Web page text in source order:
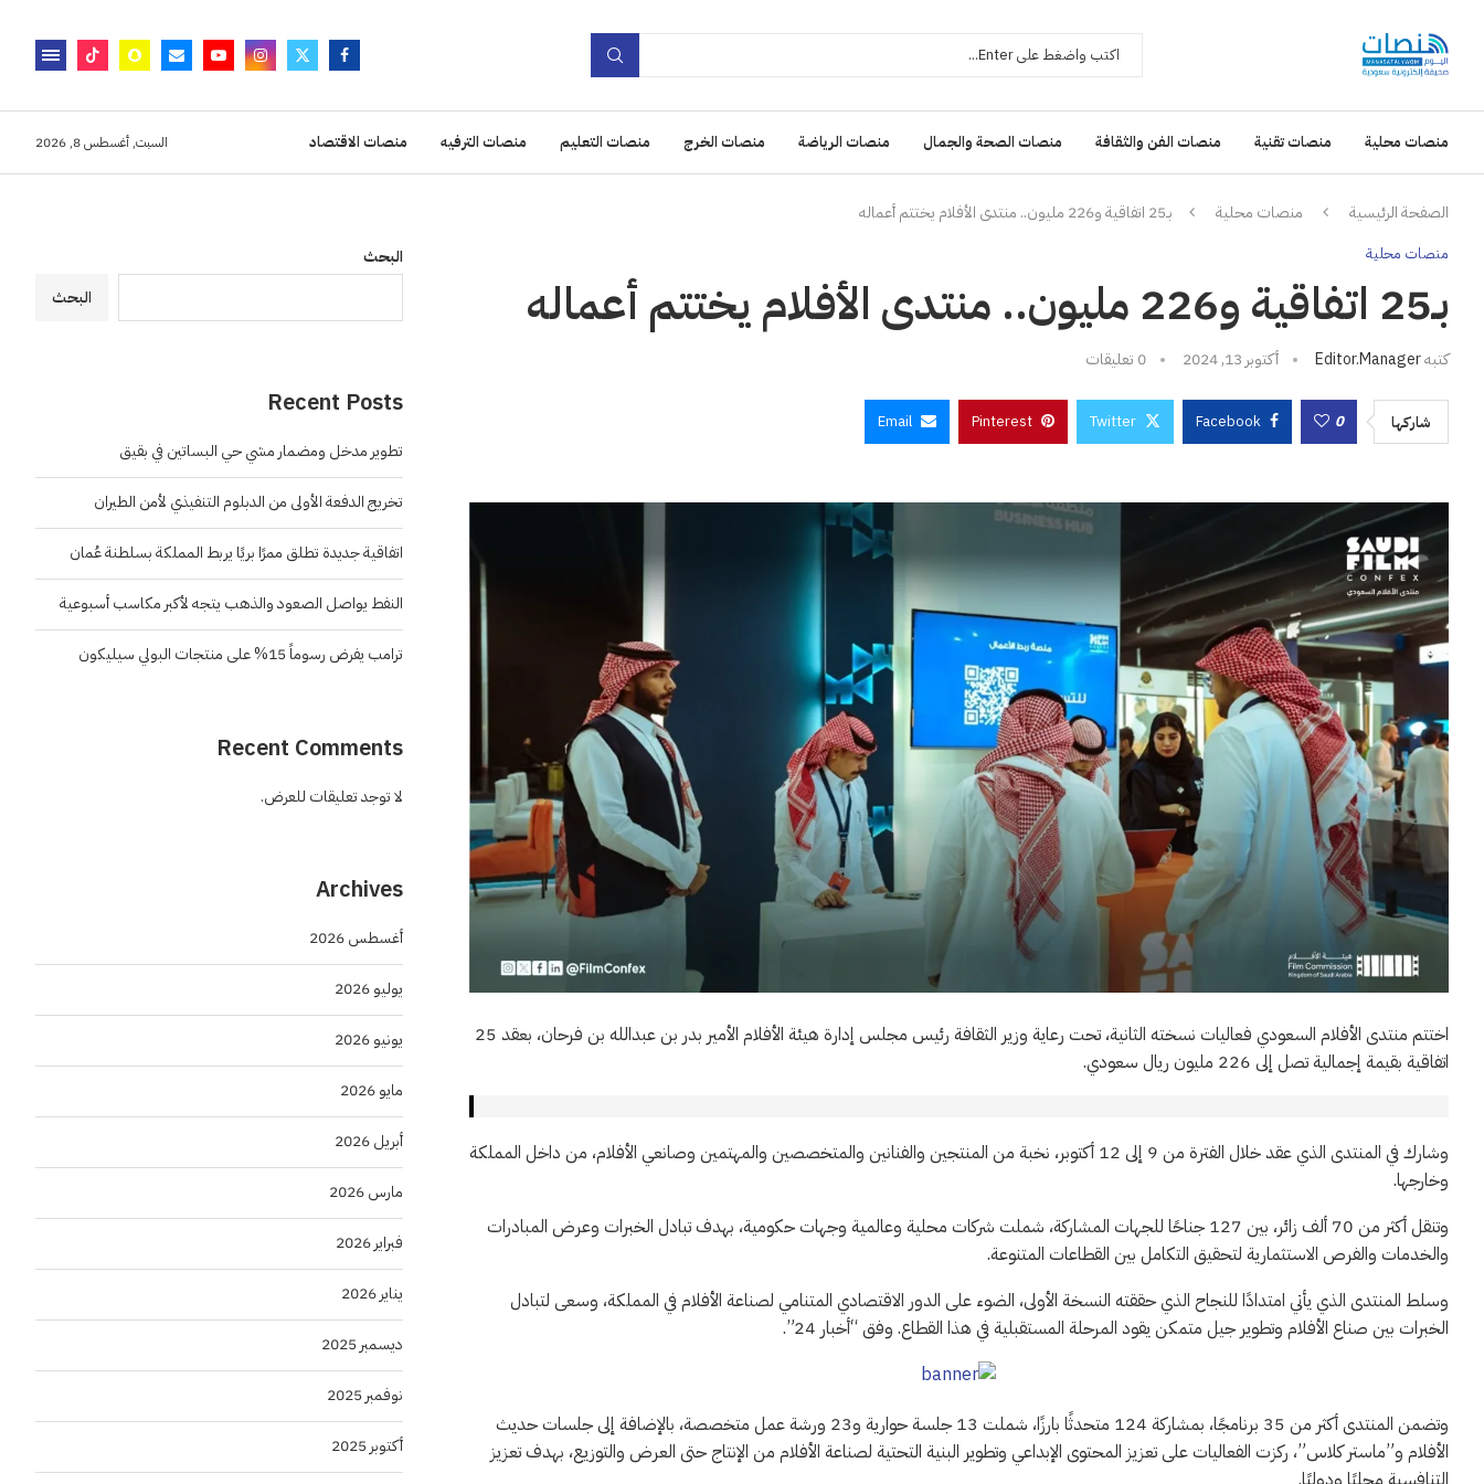
منصات محلية منصات تقنية منصات الفن والثقافة منصات الصحة والجمال منصات الرياضة منصات الخرج منصات التعليم منصات الترفيه منصات الاقتصاد السبت, أغسطس 8, 2026
الصفحة الرئيسية منصات محلية بـ25 اتفاقية و226 مليون.. منتدى الأفلام يختتم أعماله
منصات محلية
بـ25 اتفاقية و226 مليون.. منتدى الأفلام يختتم أعماله
كتبهEditor.manager أكتوبر 13, 2024 0 تعليقات
شاركها 0
Facebook
Twitter
Pinterest
Email
اختتم منتدى الأفلام السعودي فعاليات نسخته الثانية، تحت رعاية وزير الثقافة رئيس مجلس إدارة هيئة الأفلام الأمير بدر بن عبدالله بن فرحان، بعقد 25
اتفاقية بقيمة إجمالية تصل إلى 226 مليون ريال سعودي.
وشارك في المنتدى الذي عقد خلال الفترة من 9 إلى 12 أكتوبر، نخبة من المنتجين والفنانين والمتخصصين والمهتمين وصانعي الأفلام، من داخل المملكة
وخارجها.
وتنقل أكثر من 70 ألف زائر، بين 127 جناحًا للجهات المشاركة، شملت شركات محلية وعالمية وجهات حكومية، بهدف تبادل الخبرات وعرض المبادرات
والخدمات والفرص الاستثمارية لتحقيق التكامل بين القطاعات المتنوعة.
وسلط المنتدى الذي يأتي امتدادًا للنجاح الذي حققته النسخة الأولى، الضوء على الدور الاقتصادي المتنامي لصناعة الأفلام في المملكة، وسعى لتبادل
الخبرات بين صناع الأفلام وتطوير جيل متمكن يقود المرحلة المستقبلية في هذا القطاع. وفق “أخبار 24”.
وتضمن المنتدى أكثر من 35 برنامجًا، بمشاركة 124 متحدثًا بارزًا، شملت 13 جلسة حوارية و23 ورشة عمل متخصصة، بالإضافة إلى جلسات حديث
الأفلام و”ماستر كلاس”، ركزت الفعاليات على تعزيز المحتوى الإبداعي وتطوير البنية التحتية لصناعة الأفلام من الإنتاج حتى العرض والتوزيع، بهدف تعزيز
البحث
البحث
Recent Posts
تطوير مدخل ومضمار مشي حي البساتين في بقيق
تخريج الدفعة الأولى من الدبلوم التنفيذي لأمن الطيران
اتفاقية جديدة تطلق ممرًا بريًا يربط المملكة بسلطنة عُمان
النفط يواصل الصعود والذهب يتجه لأكبر مكاسب أسبوعية
ترامب يفرض رسوماً 15% على منتجات البولي سيليكون
Recent Comments
لا توجد تعليقات للعرض.
Archives
أغسطس 2026
يوليو 2026
يونيو 2026
مايو 2026
أبريل 2026
مارس 2026
فبراير 2026
يناير 2026
ديسمبر 2025
نوفمبر 2025
أكتوبر 2025